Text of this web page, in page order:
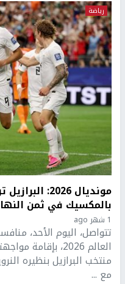
رياضة
مونديال
بالمكسيك في ثمن
1 شهر ago
العالم 2026،
منتخب البرازيل بنظيره
مع ...